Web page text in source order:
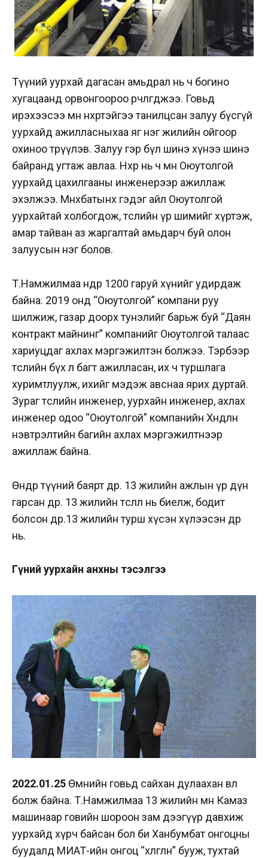
Түүний уурхай дагасан амьдрал нь ч богино
хугацаанд орвонгоороо өөрчлөгджээ. Говьд
ирэхээсээ өмнө нөхөртэйгээ танилцсан залуу бүсгүй
уурхайд ажилласныхаа яг нэг жилийн ойгоор
охиноо төрүүлэв. Залуу гэр бүл шинэ хүнээ шинэ
байранд угтаж авлаа. Нөхөр нь ч мөн Оюутолгой
уурхайд цахилгааны инженерээр ажиллаж
эхэлжээ. Мөнхбатынх гэдэг айл Оюутолгой
уурхайтай холбогдож, төслийн үр шимийг хүртэж,
амар тайван аз жаргалтай амьдарч буй олон
залуусын нэг болов.
Т.Намжилмаа өнөөдөр 1200 гаруй хүнийг удирдаж
байна. 2019 онд “Оюутолгой” компани руу
шилжиж, газар доорх тунэлийг барьж буй “Даян
контракт майнинг” компанийг Оюутолгой талаас
хариуцдаг ахлах мэргэжилтэн болжээ. Тэрбээр
төслийн бүх л багт ажилласан, их ч туршлага
хуримтлуулж, ихийг мэдэж авснаа ярих дуртай.
Зураг төслийн инженер, уурхайн инженер, ахлах
инженер одоо “Оюутолгой” компанийн Хөндлөн
нэвтрэлтийн багийн ахлах мэргэжилтнээр
ажиллаж байна.
Өнөөдөр түүний баярт өдөр. 13 жилийн ажлын үр дүн
гарсан өдөр. 13 жилийн төсөөлөл нь биелж, бодит
болсон өдөр.13 жилийн турш хүсэн хүлээсэн өдөр
нь.
Гүний уурхайн анхны тэсэлгээ
2022.01.25 Өмнийн говьд сайхан дулаахан өвөл
болж байна. Т.Намжилмаа 13 жилийн өмнө Камаз
машинаар говийн шороон зам дээгүүр давхиж
уурхайд хүрч байсан бол би Ханбумбат онгоцны
буудалд МИАТ-ийн онгоц “хөлөглөн” бууж, тухтай